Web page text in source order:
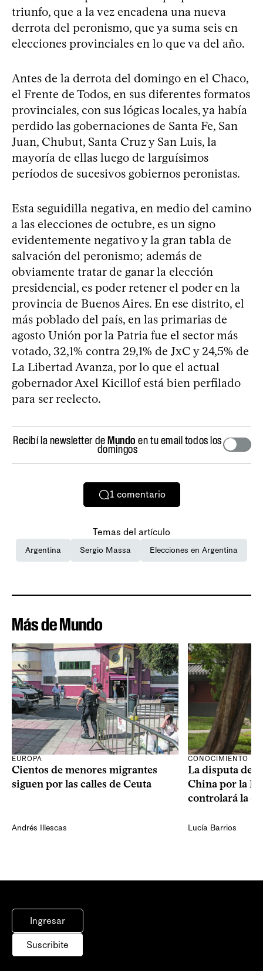
triunfo, que a la vez encadena una nueva
derrota del peronismo, que ya suma seis en
elecciones provinciales en lo que va del año.
Antes de la derrota del domingo en el Chaco,
el Frente de Todos, en sus diferentes formatos
provinciales, con sus lógicas locales, ya había
perdido las gobernaciones de Santa Fe, San
Juan, Chubut, Santa Cruz y San Luis, la
mayoría de ellas luego de larguísimos
períodos de sucesivos gobiernos peronistas.
Esta seguidilla negativa, en medio del camino
a las elecciones de octubre, es un signo
evidentemente negativo y la gran tabla de
salvación del peronismo; además de
obviamente tratar de ganar la elección
presidencial, es poder retener el poder en la
provincia de Buenos Aires. En ese distrito, el
más poblado del país, en las primarias de
agosto Unión por la Patria fue el sector más
votado, 32,1% contra 29,1% de JxC y 24,5% de
La Libertad Avanza, por lo que el actual
gobernador Axel Kicillof está bien perfilado
para ser reelecto.
Recibí la newsletter deMundo en tu email todos los
domingos
1 comentario
Temas del artículo
Argentina Sergio Massa Elecciones en Argentina
Más de Mundo
EUROPA
Cientos de menores migrantes
siguen por las calles de Ceuta
Andrés Illescas
CONOCIMIENTO
La disputa de
China por la
controlará la
Lucía Barrios
Ingresar
Suscribite